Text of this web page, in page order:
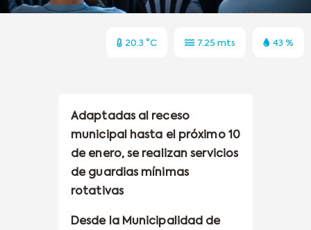
20.3 °C 7.25 mts 43 %
Adaptadas al receso
municipal hasta el próximo 10
de enero, se realizan servicios
de guardias mínimas
rotativas
Desde la Municipalidad de